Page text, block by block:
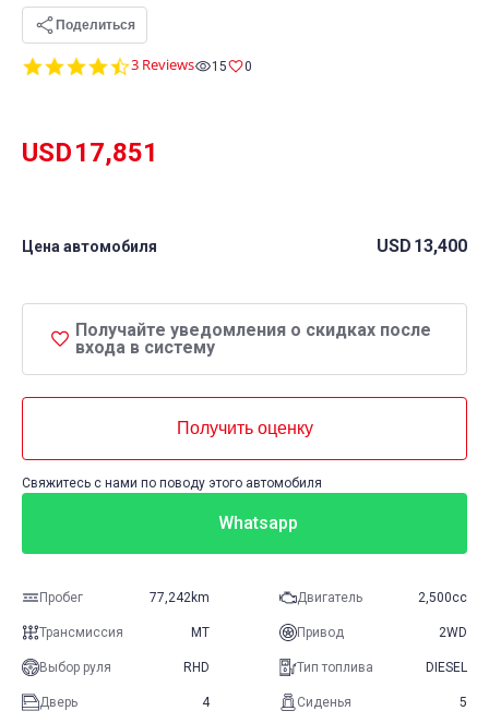
4.7
3 Reviews 15 0
USD17,851
Цена автомобиля USD 13,400
Получайте уведомления о скидках после
входа в систему
Получить оценку
Свяжитесь с нами по поводу этого автомобиля
Whatsapp
Пробег 77,242km Двигатель 2,500cc
Трансмиссия MT Привод 2WD
Выбор руля RHD Тип топлива DIESEL
Дверь 4 Сиденья 5
Поделиться